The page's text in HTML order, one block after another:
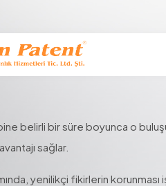
belirli bir süre boyunca o
sağlar.
yenilikçi fikirlerin